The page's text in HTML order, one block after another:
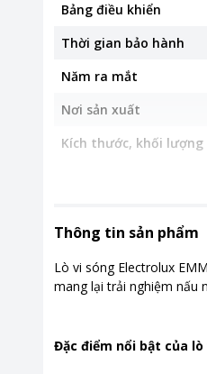
Bảng điều khiển
Thời gian bảo hành
Năm ra mắt
Nơi sản xuất
Kích thước, khối lượng
Thông tin sản phẩm
Lò vi sóng Electrolux
mang lại trải nghiệm nấu
Đặc điểm nổi bật của lò